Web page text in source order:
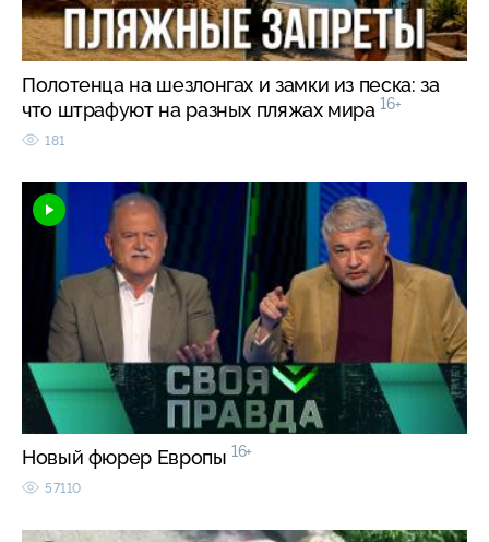
Полотенца на шезлонгах и замки из песка: за
что штрафуют на разных пляжах мира 16+
181
Новый фюрер Европы 16+
57110